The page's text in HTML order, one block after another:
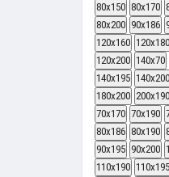
80x150 80x170
80х200 90х186
120x160 120x180
120х200 140x70
140х195 140х200
180х200 200x190
70x170 70x190
80x186 80x190
90x195 90x200
110x190 110x195